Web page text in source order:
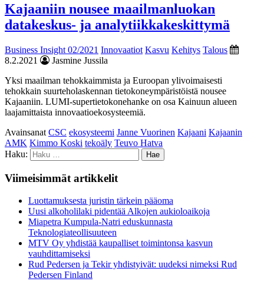
Kajaaniin nousee maailmanluokan
datakeskus- ja analytiikkakeskittymä
Business Insight 02/2021 Innovaatiot Kasvu Kehitys Talous
8.2.2021
Jasmine Jussila
Yksi maailman tehokkaimmista ja Euroopan ylivoimaisesti
tehokkain suurteholaskennan tietokoneympäristöistä nousee
Kajaaniin. LUMI-supertietokonehanke on osa Kainuun alueen
laajamittaista innovaatioekosysteemiä.
Avainsanat CSC ekosysteemi Janne Vuorinen Kajaani Kajaanin
AMK Kimmo Koski tekoäly Teuvo Hatva
Haku:
Viimeisimmät artikkelit
Luottamuksesta juristin tärkein pääoma
Uusi alkoholilaki pidentää Alkojen aukioloaikoja
Miapetra Kumpula-Natri eduskunnasta
Teknologiateollisuuteen
MTV Oy yhdistää kaupalliset toimintonsa kasvun
vauhdittamiseksi
Rud Pedersen ja Tekir yhdistyivät: uudeksi nimeksi Rud
Pedersen Finland